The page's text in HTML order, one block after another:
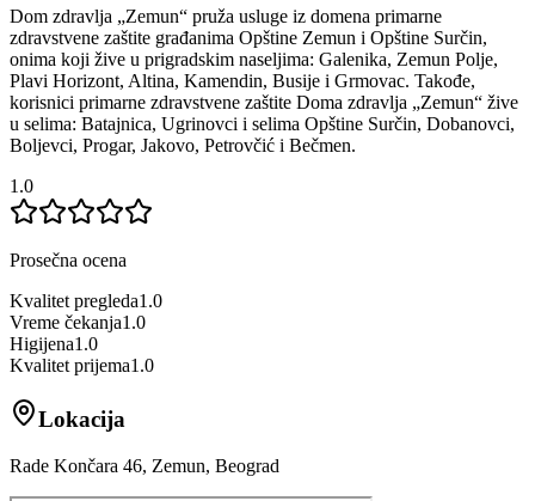
Dom zdravlja „Zemun“ pruža usluge iz domena primarne
zdravstvene zaštite građanima Opštine Zemun i Opštine Surčin,
onima koji žive u prigradskim naseljima: Galenika, Zemun Polje,
Plavi Horizont, Altina, Kamendin, Busije i Grmovac. Takođe,
korisnici primarne zdravstvene zaštite Doma zdravlja „Zemun“ žive
u selima: Batajnica, Ugrinovci i selima Opštine Surčin, Dobanovci,
Boljevci, Progar, Jakovo, Petrovčić i Bečmen.
1.0
Prosečna ocena
Kvalitet pregleda1.0
Vreme čekanja1.0
Higijena1.0
Kvalitet prijema1.0
Lokacija
Rade Končara 46, Zemun, Beograd